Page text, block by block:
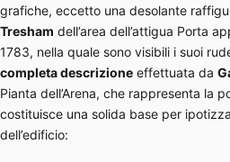
grafiche, eccetto una desolante
Tresham dell’area dell’attigua Porta
1783, nella quale sono visibili i suoi
completa descrizione effettuata da
Pianta dell’Arena, che rappresenta la
costituisce una solida base per
dell’edificio: